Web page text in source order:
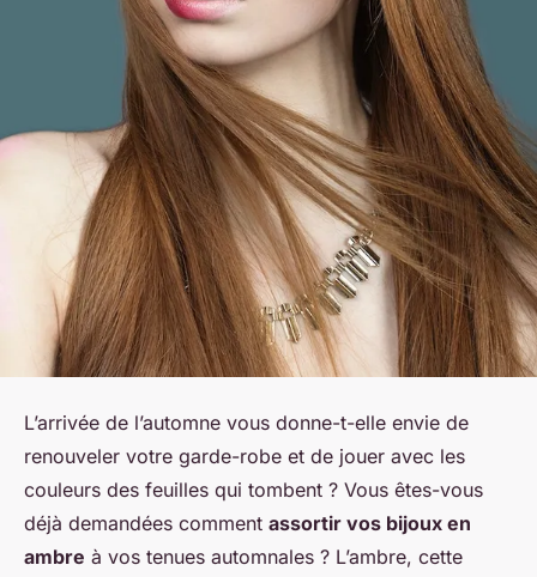
L’arrivée de l’automne vous donne-t-elle envie de
renouveler votre garde-robe et de jouer avec les
couleurs des feuilles qui tombent ? Vous êtes-vous
déjà demandées comment assortir vos bijoux en
ambre à vos tenues automnales ? L’ambre, cette